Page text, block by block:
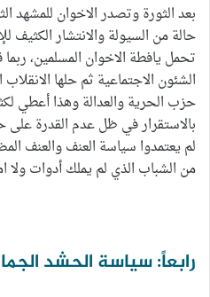
بعد الثورة وتصدر الاخوان للمشهد
حالة من السيولة والانتشار
تحمل يافطة الاخوان المسلمين،
الشئون الاجتماعية ثم حلها
حزب الحرية والعدالة وهذا أعطي
بالاستقرار في ظل عدم القدرة على
لم يعتمدوا سياسة العنف والعنف
من الشباب الذي لم يملك أدوات ولا
رابعاً: سياسة الحشد